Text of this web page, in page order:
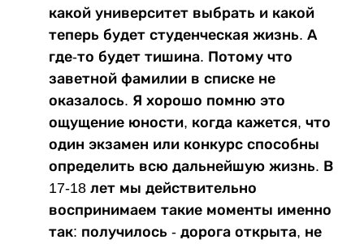
какой университет выбрать и какой
теперь будет студенческая жизнь. А
где-то будет тишина. Потому что
заветной фамилии в списке не
оказалось. Я хорошо помню это
ощущение юности, когда кажется, что
один экзамен или конкурс способны
определить всю дальнейшую жизнь. В
17-18 лет мы действительно
воспринимаем такие моменты именно
так: получилось - дорога открыта, не